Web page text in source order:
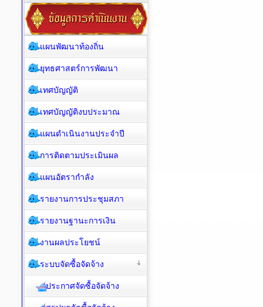
แผนพัฒนาท้องถิ่น
ยุทธศาสตร์การพัฒนา
เทศบัญญัติ
เทศบัญญัติงบประมาณ
แผนดำเนินงานประจำปี
การติดตามประเมินผล
แผนอัตรากำลัง
รายงานการประชุมสภา
รายงานฐานะการเงิน
งานผลประโยชน์
ระบบจัดซื้อจัดจ้าง
ประกาศจัดซื้อจัดจ้าง